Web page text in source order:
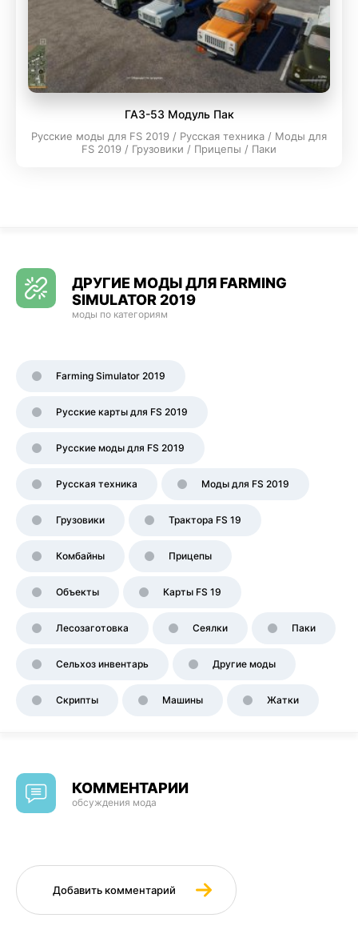
ГАЗ-53 Модуль Пак
Русские моды для FS 2019 / Русская техника / Моды для
FS 2019 / Грузовики / Прицепы / Паки
ДРУГИЕ МОДЫ ДЛЯ FARMING
SIMULATOR 2019
моды по категориям
Farming Simulator 2019
Русские карты для FS 2019
Русские моды для FS 2019
Русская техника Моды для FS 2019
Грузовики Трактора FS 19
Комбайны Прицепы
Объекты Карты FS 19
Лесозаготовка Сеялки Паки
Сельхоз инвентарь Другие моды
Скрипты Машины Жатки
КОММЕНТАРИИ
обсуждения мода
Добавить комментарий